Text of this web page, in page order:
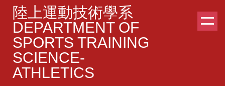
陸上運動技術學系
DEPARTMENT OF
SPORTS TRAINING
SCIENCE-
ATHLETICS